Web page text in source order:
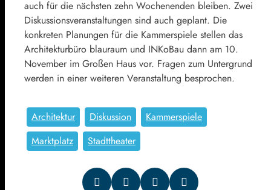
auch für die nächsten zehn Wochenenden bleiben. Zwei
Diskussionsveranstaltungen sind auch geplant. Die
konkreten Planungen für die Kammerspiele stellen das
Architekturbüro blauraum und INKoBau dann am 10.
November im Großen Haus vor. Fragen zum Untergrund
werden in einer weiteren Veranstaltung besprochen.
Architektur Diskussion
Kammerspiele
Marktplatz
Stadttheater